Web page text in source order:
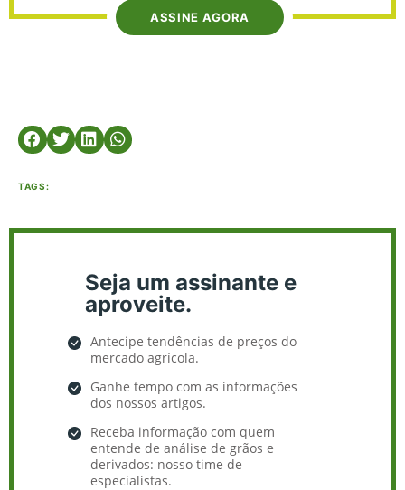
ASSINE AGORA
TAGS:
Seja um assinante e
aproveite.
Antecipe tendências de preços do
mercado agrícola.
Ganhe tempo com as informações
dos nossos artigos.
Receba informação com quem
entende de análise de grãos e
derivados: nosso time de
especialistas.